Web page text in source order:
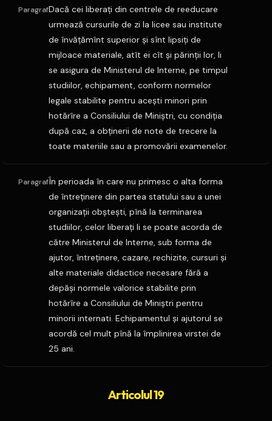
ParagrafDacă cei liberaţi din centrele de reeducare
urmează cursurile de zi la licee sau institute
de învăţămînt superior şi sînt lipsiţi de
mijloace materiale, atît ei cît şi părinţii lor, li
se asigura de Ministerul de Interne, pe timpul
studiilor, echipament, conform normelor
legale stabilite pentru aceşti minori prin
hotărîre a Consiliului de Miniştri, cu condiţia
după caz, a obţinerii de note de trecere la
toate materiile sau a promovării examenelor.
ParagrafÎn perioada în care nu primesc o alta forma
de întreţinere din partea statului sau a unei
organizaţii obşteşti, pînă la terminarea
studiilor, celor liberaţi li se poate acorda de
către Ministerul de Interne, sub forma de
ajutor, întreţinere, cazare, rechizite, cursuri şi
alte materiale didactice necesare fără a
depăşi normele valorice stabilite prin
hotărîre a Consiliului de Miniştri pentru
minorii internati. Echipamentul şi ajutorul se
acordă cel mult pînă la împlinirea virstei de
25 ani.
Articolul 19